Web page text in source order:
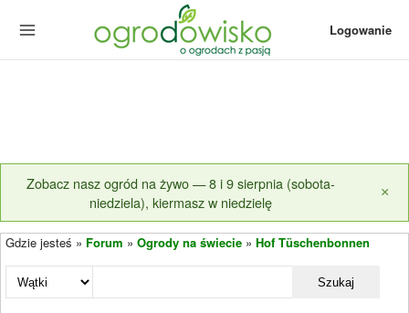
Logowanie
Zobacz nasz ogród na żywo — 8 i 9 sierpnia (sobota-
niedziela), kiermasz w niedzielę
×
Gdzie jesteś » Forum » Ogrody na świecie » Hof Tüschenbonnen
Szukaj